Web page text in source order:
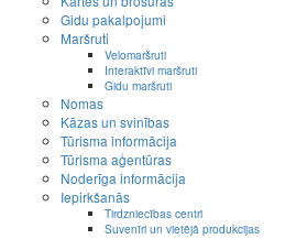
Gidu pakalpojumi
Maršruti
Velomaršruti
Interaktīvi maršruti
Gidu maršruti
Nomas
Kāzas un svinības
Tūrisma informācija
Tūrisma aģentūras
Noderīga informācija
Iepirkšanās
Tirdzniecības centri
Suvenīri un vietējā produkcijas